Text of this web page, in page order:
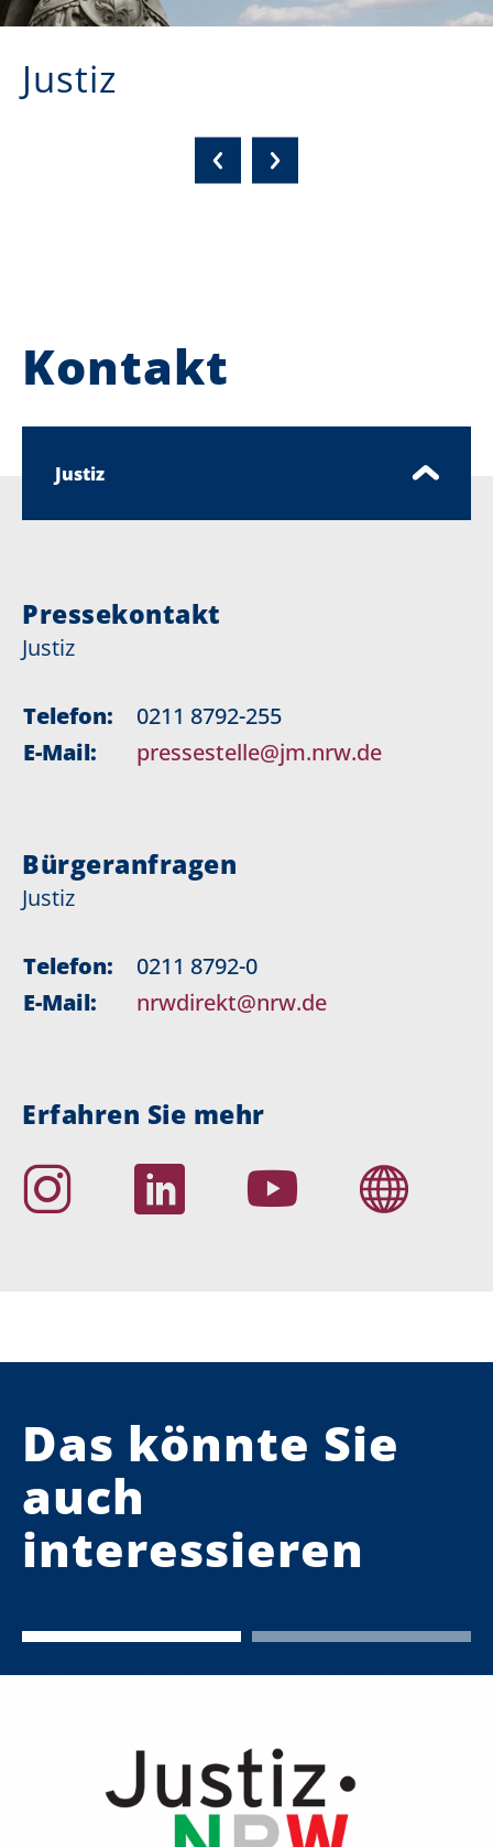
Justiz
Kontakt
Justiz
Pressekontakt
Justiz
Telefon:
0211 8792-255
E-Mail:
pressestelle@jm.nrw.de
Bürgeranfragen
Justiz
Telefon:
0211 8792-0
E-Mail:
nrwdirekt@nrw.de
Erfahren Sie mehr
Das könnte Sie
auch
interessieren